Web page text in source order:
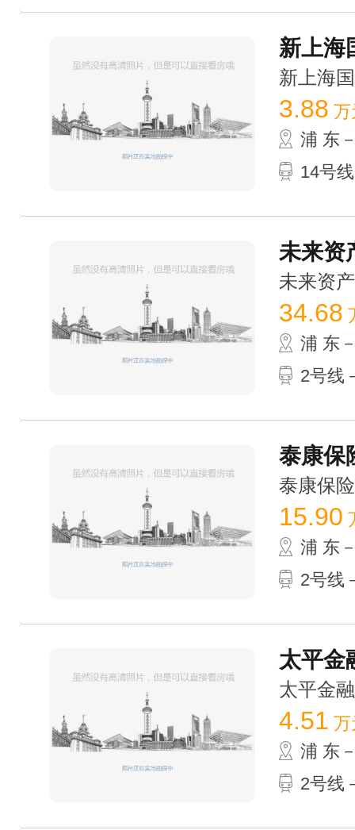
新上海
新上海
3.88 万
浦 东
14号
未来资
未来资
34.68
浦 东
2号线
泰康保
泰康保
15.90
浦 东
2号线
太平金
太平金
4.51 万
浦 东
2号线